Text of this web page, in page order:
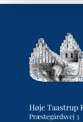
Høje Taastrup
Præstegårdsvej 3